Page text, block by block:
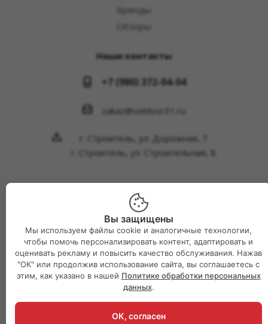
Бренды
Обзоры
Наши контакты
+7 (980) 372-04-04
zakaz@veldvor31.ru
г. Строитель, ул. Дорожная, 7
г. Строитель, ул. Строительная, 8
2026 © Интернет-магазин Великий двор
Вы защищены
Мы используем файлы cookie и аналогичные технологии,
чтобы помочь персонализировать контент, адаптировать и
оценивать рекламу и повысить качество обслуживания. Нажав
"ОК" или продолжив использование сайта, вы соглашаетесь с
этим, как указано в нашей Политике обработки персональных
данных.
ОК, согласен